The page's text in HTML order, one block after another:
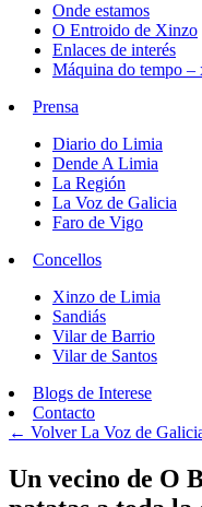
Onde estamos
O Entroido de Xinzo
Enlaces de interés
Máquina do tempo
Prensa
Diario do Limia
Dende A Limia
La Región
La Voz de Galicia
Faro de Vigo
Concellos
Xinzo de Limia
Sandiás
Vilar de Barrio
Vilar de Santos
Blogs de Interese
Contacto
← VolverLa Voz de
Un vecino de O